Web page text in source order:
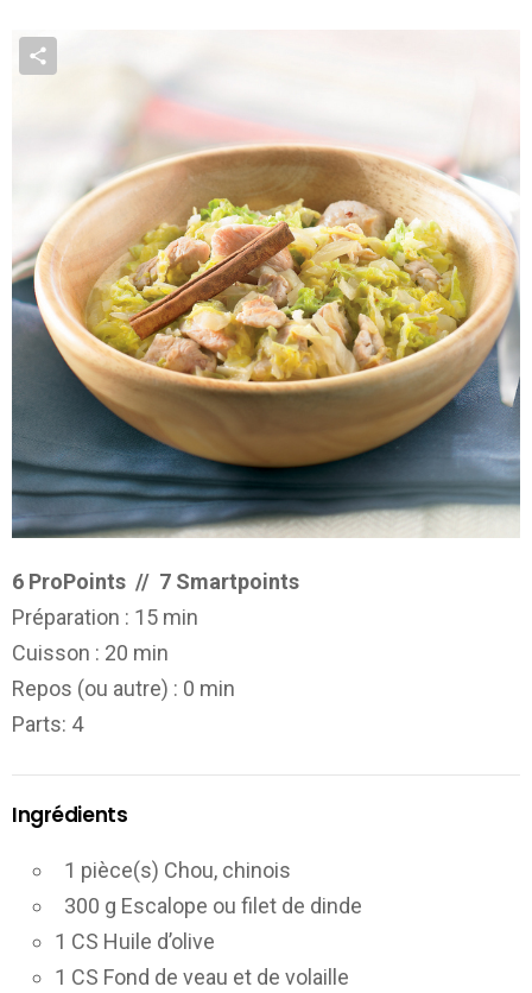
6 ProPoints // 7 Smartpoints
Préparation : 15 min
Cuisson : 20 min
Repos (ou autre) : 0 min
Parts: 4
Ingrédients
1 pièce(s) Chou, chinois
300 g Escalope ou filet de dinde
1 CS Huile d’olive
1 CS Fond de veau et de volaille